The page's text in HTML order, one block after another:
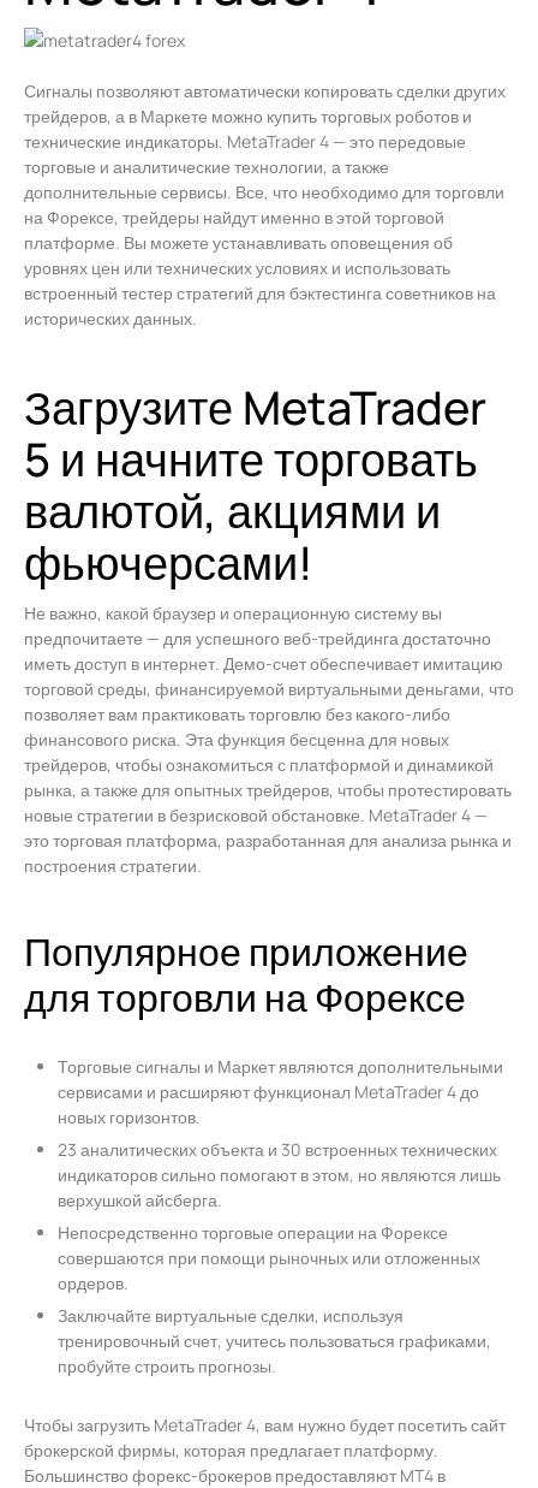
Сигналы позволяют автоматически копировать сделки других
трейдеров, а в Маркете можно купить торговых роботов и
технические индикаторы. MetaTrader 4 — это передовые
торговые и аналитические технологии, а также
дополнительные сервисы. Все, что необходимо для торговли
на Форексе, трейдеры найдут именно в этой торговой
платформе. Вы можете устанавливать оповещения об
уровнях цен или технических условиях и использовать
встроенный тестер стратегий для бэктестинга советников на
исторических данных.
Загрузите MetaTrader
5 и начните торговать
валютой, акциями и
фьючерсами!
Не важно, какой браузер и операционную систему вы
предпочитаете — для успешного веб-трейдинга достаточно
иметь доступ в интернет. Демо-счет обеспечивает имитацию
торговой среды, финансируемой виртуальными деньгами, что
позволяет вам практиковать торговлю без какого-либо
финансового риска. Эта функция бесценна для новых
трейдеров, чтобы ознакомиться с платформой и динамикой
рынка, а также для опытных трейдеров, чтобы протестировать
новые стратегии в безрисковой обстановке. MetaTrader 4 —
это торговая платформа, разработанная для анализа рынка и
построения стратегии.
Популярное приложение
для торговли на Форексе
Торговые сигналы и Маркет являются дополнительными
сервисами и расширяют функционал MetaTrader 4 до
новых горизонтов.
23 аналитических объекта и 30 встроенных технических
индикаторов сильно помогают в этом, но являются лишь
верхушкой айсберга.
Непосредственно торговые операции на Форексе
совершаются при помощи рыночных или отложенных
ордеров.
Заключайте виртуальные сделки, используя
тренировочный счет, учитесь пользоваться графиками,
пробуйте строить прогнозы.
Чтобы загрузить MetaTrader 4, вам нужно будет посетить сайт
брокерской фирмы, которая предлагает платформу.
Большинство форекс-брокеров предоставляют MT4 в